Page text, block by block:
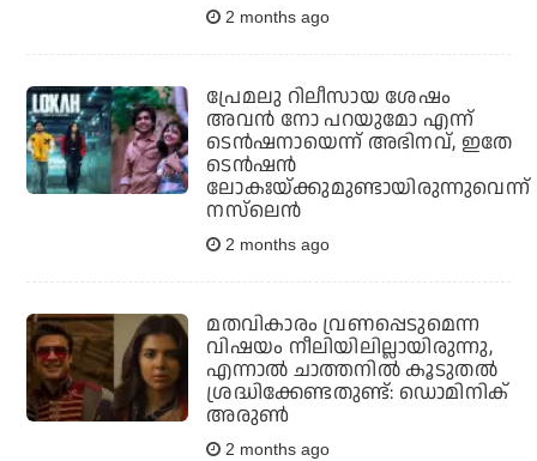
2 months ago
പ്രേമലു റിലീസായ ശേഷം
അവന്‍ നോ പറയുമോ എന്ന്
ടെന്‍ഷനായെന്ന് അഭിനവ്, ഇതേ
ടെന്‍ഷന്‍
ലോകഃയ്ക്കുമുണ്ടായിരുന്നുവെന്ന്
നസ്‌ലെന്‍
2 months ago
മതവികാരം വ്രണപ്പെടുമെന്ന
വിഷയം നീലിയിലില്ലായിരുന്നു,
എന്നാല്‍ ചാത്തനില്‍ കൂടുതല്‍
ശ്രദ്ധിക്കേണ്ടതുണ്ട്: ഡൊമിനിക്
അരുണ്‍
2 months ago